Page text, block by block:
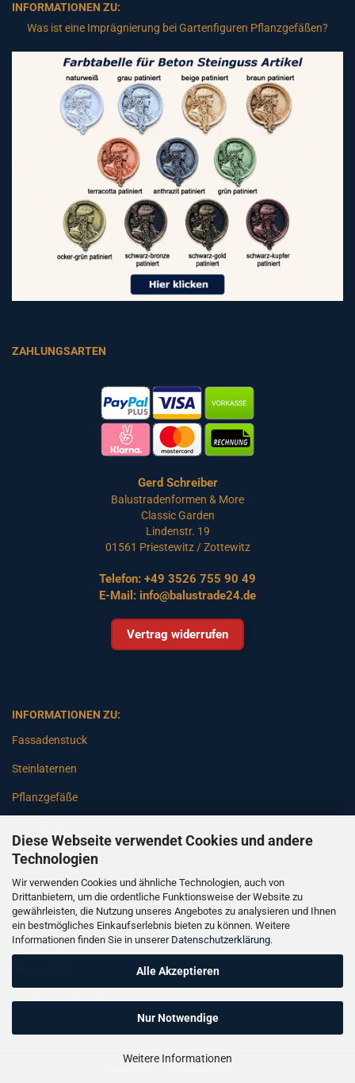
Diese Webseite verwendet Cookies und andere
Technologien
Wir verwenden Cookies und ähnliche Technologien, auch von
Drittanbietern, um die ordentliche Funktionsweise der Website zu
gewährleisten, die Nutzung unseres Angebotes zu analysieren und Ihnen
ein bestmögliches Einkaufserlebnis bieten zu können. Weitere
Informationen finden Sie in unserer Datenschutzerklärung.
Alle Akzeptieren
Nur Notwendige
Weitere Informationen
INFORMATIONEN ZU:
Was ist eine Imprägnierung bei Gartenfiguren Pflanzgefäßen?
ZAHLUNGSARTEN
Gerd Schreiber
Balustradenformen & More
Classic Garden
Lindenstr. 19
01561 Priestewitz / Zottewitz
Telefon: +49 3526 755 90 49
E-Mail: info@balustrade24.de
Vertrag widerrufen
INFORMATIONEN ZU:
Fassadenstuck
Steinlaternen
Pflanzgefäße
Gartenbänke
Pfeiler
Gartenbrunnen
Gartenfiguren